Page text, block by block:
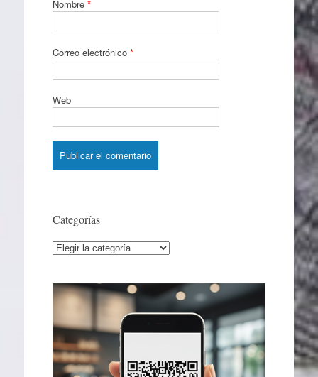
Nombre *
Correo electrónico *
Web
Categorías
Categorías